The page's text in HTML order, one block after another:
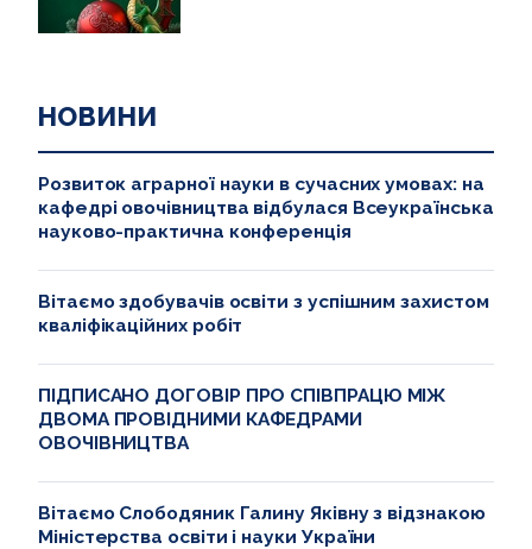
НОВИНИ
Розвиток аграрної науки в сучасних умовах: на
кафедрі овочівництва відбулася Всеукраїнська
науково-практична конференція
Вітаємо здобувачів освіти з успішним захистом
кваліфікаційних робіт
ПІДПИСАНО ДОГОВІР ПРО СПІВПРАЦЮ МІЖ
ДВОМА ПРОВІДНИМИ КАФЕДРАМИ
ОВОЧІВНИЦТВА
Вітаємо Слободяник Галину Яківну з відзнакою
Міністерства освіти і науки України